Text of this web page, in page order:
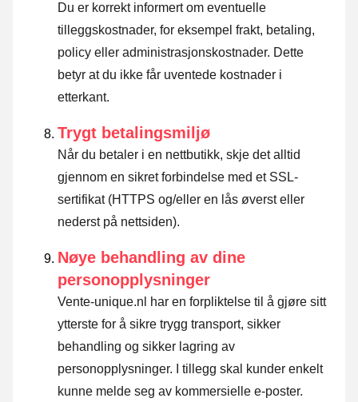
Du er korrekt informert om eventuelle
tilleggskostnader, for eksempel frakt, betaling,
policy eller administrasjonskostnader. Dette
betyr at du ikke får uventede kostnader i
etterkant.
Trygt betalingsmiljø
Når du betaler i en nettbutikk, skje det alltid
gjennom en sikret forbindelse med et SSL-
sertifikat (HTTPS og/eller en lås øverst eller
nederst på nettsiden).
Nøye behandling av dine
personopplysninger
Vente-unique.nl har en forpliktelse til å gjøre sitt
ytterste for å sikre trygg transport, sikker
behandling og sikker lagring av
personopplysninger. I tillegg skal kunder enkelt
kunne melde seg av kommersielle e-poster.